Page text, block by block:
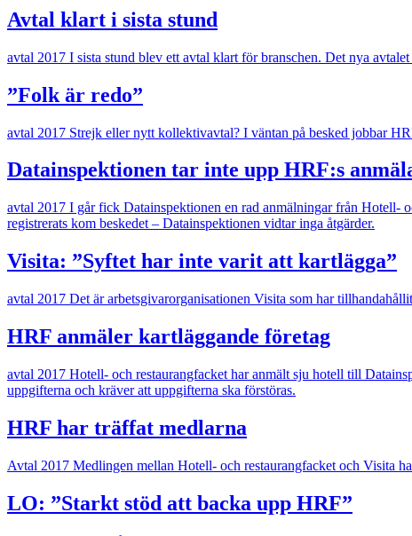
Avtal klart i sista stund
avtal 2017 I sista stund blev ett avtal klart för branschen. Det nya
”Folk är redo”
avtal 2017 Strejk eller nytt kollektivavtal? I väntan på besked jobbar
Datainspektionen tar inte upp HRF:s
avtal 2017 I går fick Datainspektionen en rad anmälningar från Hotell-
registrerats kom beskedet – Datainspektionen vidtar inga åtgärder.
Visita: ”Syftet har inte varit att kartlägga”
avtal 2017 Det är arbetsgivarorganisationen Visita som har
HRF anmäler kartläggande företag
avtal 2017 Hotell- och restaurangfacket har anmält sju hotell till
uppgifterna och kräver att uppgifterna ska förstöras.
HRF har träffat medlarna
Avtal 2017 Medlingen mellan Hotell- och restaurangfacket och Visita
LO: ”Starkt stöd att backa upp HRF”